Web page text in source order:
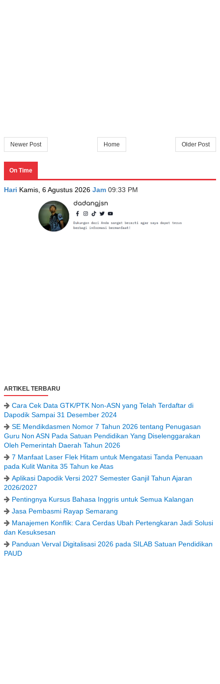
Newer Post Older Post
Home
On Time
Hari Kamis, 6 Agustus 2026 Jam 09:33 PM
ARTIKEL TERBARU
Cara Cek Data GTK/PTK Non-ASN yang Telah Terdaftar di
Dapodik Sampai 31 Desember 2024
SE Mendikdasmen Nomor 7 Tahun 2026 tentang Penugasan
Guru Non ASN Pada Satuan Pendidikan Yang Diselenggarakan
Oleh Pemerintah Daerah Tahun 2026
7 Manfaat Laser Flek Hitam untuk Mengatasi Tanda Penuaan
pada Kulit Wanita 35 Tahun ke Atas
Aplikasi Dapodik Versi 2027 Semester Ganjil Tahun Ajaran
2026/2027
Pentingnya Kursus Bahasa Inggris untuk Semua Kalangan
Jasa Pembasmi Rayap Semarang
Manajemen Konflik: Cara Cerdas Ubah Pertengkaran Jadi Solusi
dan Kesuksesan
Panduan Verval Digitalisasi 2026 pada SILAB Satuan Pendidikan
PAUD